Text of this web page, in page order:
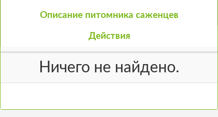
Описание питомника саженцев
Действия
Ничего не найдено.